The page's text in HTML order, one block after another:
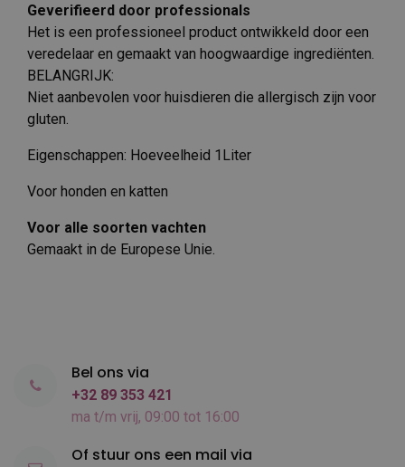
Geverifieerd door professionals
Het is een professioneel product ontwikkeld door een
veredelaar en gemaakt van hoogwaardige ingrediënten.
BELANGRIJK:
Niet aanbevolen voor huisdieren die allergisch zijn voor
gluten.
Eigenschappen: Hoeveelheid 1Liter
Voor honden en katten
Voor alle soorten vachten
Gemaakt in de Europese Unie.
Bel ons via
+32 89 353 421
ma t/m vrij, 09:00 tot 16:00
Of stuur ons een mail via